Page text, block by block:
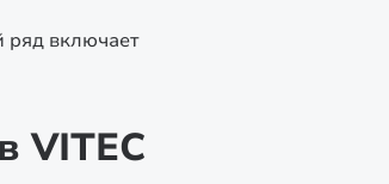
ряд включает
VITEC